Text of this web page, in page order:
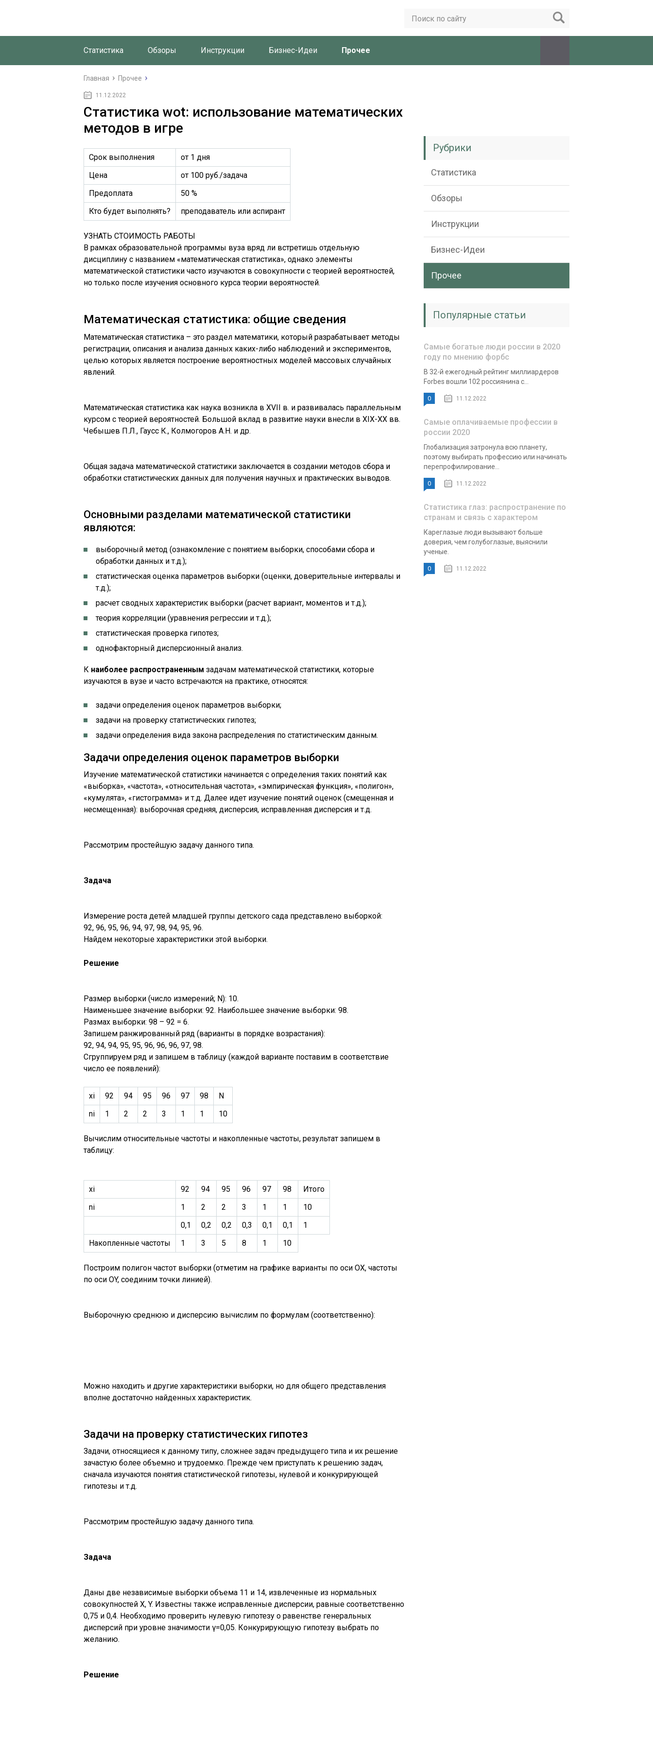
Статистика Обзоры Инструкции Бизнес-Идеи Прочее
Главная Прочее
11.12.2022
Статистика wot: использование математических
методов в игре
Срок выполнения
от 1 дня
Цена
от 100 руб./задача
Предоплата
50 %
Кто будет выполнять?
преподаватель или аспирант
УЗНАТЬ СТОИМОСТЬ РАБОТЫ
В рамках образовательной программы вуза вряд ли встретишь отдельную
дисциплину с названием «математическая статистика», однако элементы
математической статистики часто изучаются в совокупности с теорией вероятностей,
но только после изучения основного курса теории вероятностей.
Математическая статистика: общие сведения
Математическая статистика – это раздел математики, который разрабатывает методы
регистрации, описания и анализа данных каких-либо наблюдений и экспериментов,
целью которых является построение вероятностных моделей массовых случайных
явлений.
Математическая статистика как наука возникла в XVII в. и развивалась параллельным
курсом с теорией вероятностей. Большой вклад в развитие науки внесли в XIX-XX вв.
Чебышев П.Л., Гаусс К., Колмогоров А.Н. и др.
Общая задача математической статистики заключается в создании методов сбора и
обработки статистических данных для получения научных и практических выводов.
Основными разделами математической статистики
являются:
выборочный метод (ознакомление с понятием выборки, способами сбора и
обработки данных и т.д.);
статистическая оценка параметров выборки (оценки, доверительные интервалы и
т.д.);
расчет сводных характеристик выборки (расчет вариант, моментов и т.д.);
теория корреляции (уравнения регрессии и т.д.);
статистическая проверка гипотез;
однофакторный дисперсионный анализ.
К наиболее распространенным задачам математической статистики, которые
изучаются в вузе и часто встречаются на практике, относятся:
задачи определения оценок параметров выборки;
задачи на проверку статистических гипотез;
задачи определения вида закона распределения по статистическим данным.
Задачи определения оценок параметров выборки
Изучение математической статистики начинается с определения таких понятий как
«выборка», «частота», «относительная частота», «эмпирическая функция», «полигон»,
«кумулята», «гистограмма» и т.д. Далее идет изучение понятий оценок (смещенная и
несмещенная): выборочная средняя, дисперсия, исправленная дисперсия и т.д.
Рассмотрим простейшую задачу данного типа.
Задача
Измерение роста детей младшей группы детского сада представлено выборкой:
92, 96, 95, 96, 94, 97, 98, 94, 95, 96.
Найдем некоторые характеристики этой выборки.
Решение
Размер выборки (число измерений; N): 10.
Наименьшее значение выборки: 92. Наибольшее значение выборки: 98.
Размах выборки: 98 – 92 = 6.
Запишем ранжированный ряд (варианты в порядке возрастания):
92, 94, 94, 95, 95, 96, 96, 96, 97, 98.
Сгруппируем ряд и запишем в таблицу (каждой варианте поставим в соответствие
число ее появлений):
xi 92 94 95 96 97 98
N
ni
1 2 2 3 1 1 10
Вычислим относительные частоты и накопленные частоты, результат запишем в
таблицу:
xi 92 94 95 96 97 98
Итого
ni
1 2 2 3 1 1
10
0,1
0,2 0,2 0,3 0,1 0,1
1
Накопленные частоты
1 3 5 8 1 10
Построим полигон частот выборки (отметим на графике варианты по оси ОХ, частоты
по оси OY, соединим точки линией).
Выборочную среднюю и дисперсию вычислим по формулам (соответственно):
Можно находить и другие характеристики выборки, но для общего представления
вполне достаточно найденных характеристик.
Задачи на проверку статистических гипотез
Задачи, относящиеся к данному типу, сложнее задач предыдущего типа и их решение
зачастую более объемно и трудоемко. Прежде чем приступать к решению задач,
сначала изучаются понятия статистической гипотезы, нулевой и конкурирующей
гипотезы и т.д.
Рассмотрим простейшую задачу данного типа.
Задача
Даны две независимые выборки объема 11 и 14, извлеченные из нормальных
совокупностей X, Y. Известны также исправленные дисперсии, равные соответственно
0,75 и 0,4. Необходимо проверить нулевую гипотезу о равенстве генеральных
дисперсий при уровне значимости γ=0,05. Конкурирующую гипотезу выбрать по
желанию.
Решение
Рубрики
Статистика
Обзоры
Инструкции
Бизнес-Идеи
Прочее
Популярные статьи
Самые богатые люди россии в 2020
году по мнению форбс
В 32-й ежегодный рейтинг миллиардеров
Forbes вошли 102 россиянина с...
0 11.12.2022
Самые оплачиваемые профессии в
россии 2020
Глобализация затронула всю планету,
поэтому выбирать профессию или начинать
перепрофилирование...
0 11.12.2022
Статистика глаз: распространение по
странам и связь с характером
Кареглазые люди вызывают больше
доверия, чем голубоглазые, выяснили
ученые.
0 11.12.2022